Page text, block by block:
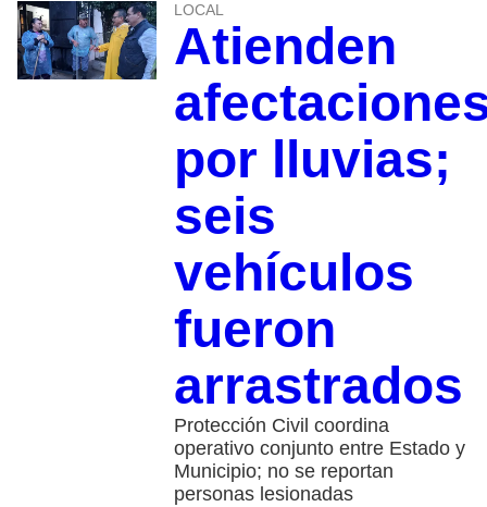
LOCAL
Atienden
por lluvias;
seis
vehículos
fueron
arrastrados
Protección Civil coordina
operativo conjunto entre Estado y
Municipio; no se reportan
personas lesionadas